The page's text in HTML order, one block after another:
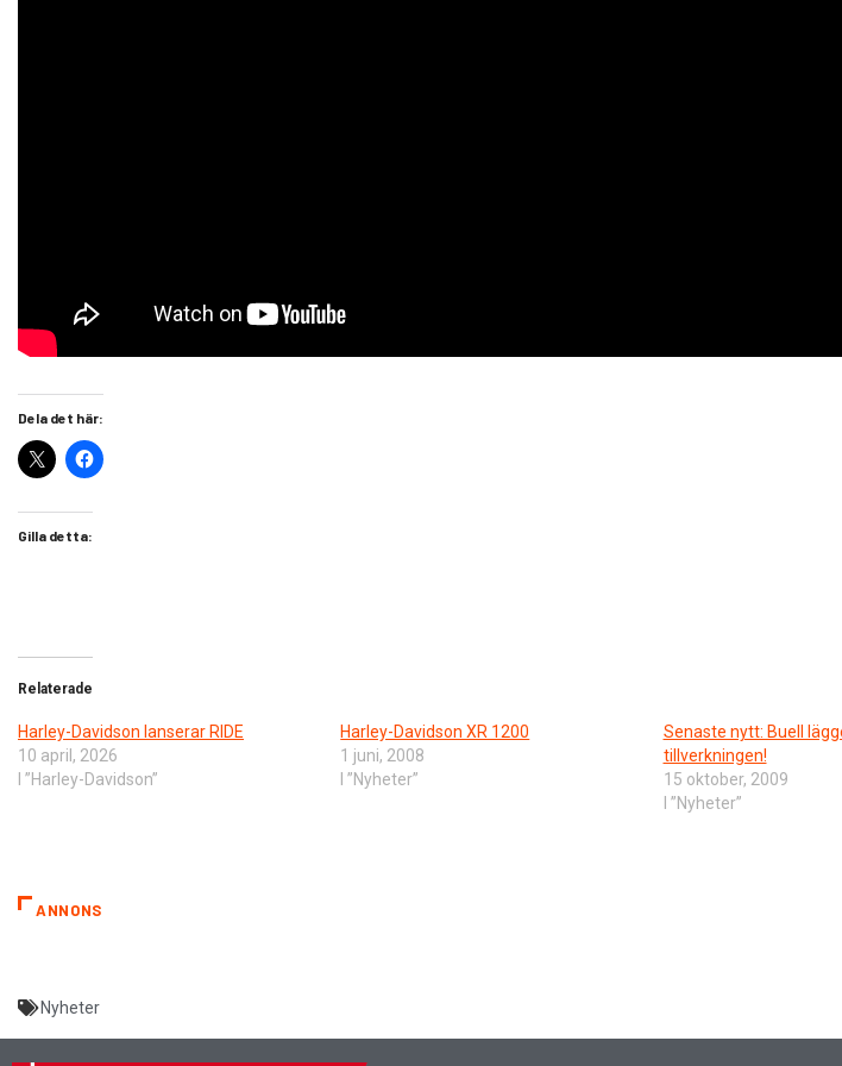
Dela det här:
Gilla detta:
Relaterade
Harley-Davidson lanserar RIDE
10 april, 2026
I ”Harley-Davidson”
Harley-Davidson XR 1200
1 juni, 2008
I ”Nyheter”
Senaste nytt: Buell
tillverkningen!
15 oktober, 2009
I ”Nyheter”
ANNONS
Nyheter